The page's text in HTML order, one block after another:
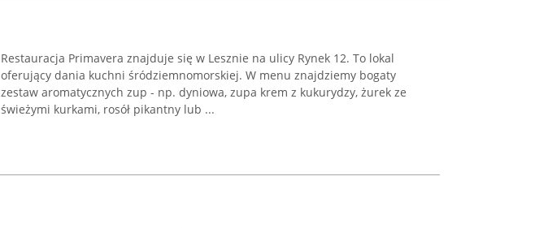
Restauracja Primavera znajduje się w Lesznie na ulicy Rynek 12. To lokal
oferujący dania kuchni śródziemnomorskiej. W menu znajdziemy bogaty
zestaw aromatycznych zup - np. dyniowa, zupa krem z kukurydzy, żurek ze
świeżymi kurkami, rosół pikantny lub ...